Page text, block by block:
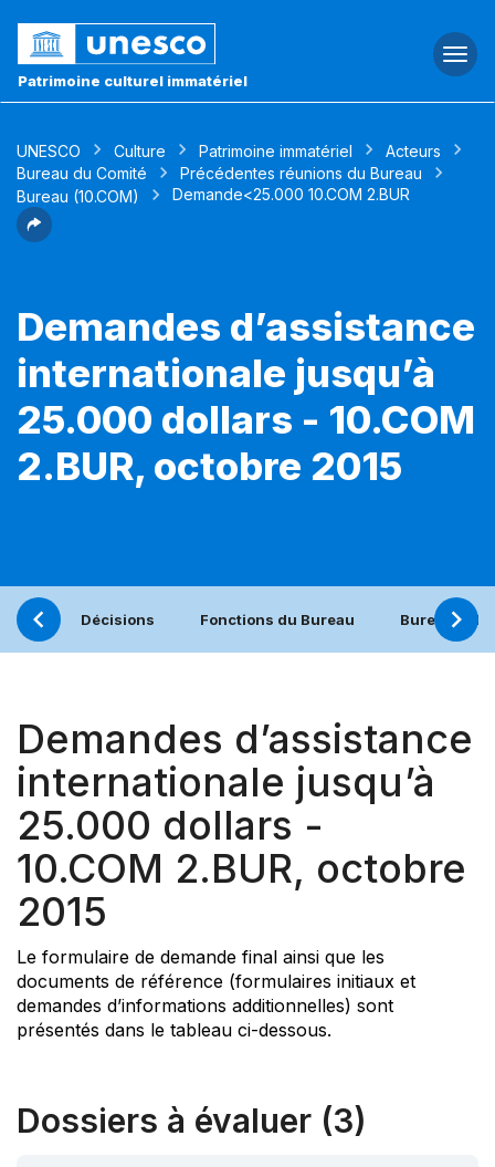
Patrimoine culturel immatériel
UNESCO Culture Patrimoine immatériel
Acteurs
Bureau du Comité
Précédentes réunions du Bureau
Bureau (10.COM)
Demande<25.000 10.COM 2.BUR
Demandes d’assistance
internationale jusqu’à
25.000 dollars - 10.COM
2.BUR, octobre 2015
Décisions Fonctions du Bureau Bureau
Demandes d’assistance
internationale jusqu’à
25.000 dollars -
10.COM 2.BUR, octobre
2015
Le formulaire de demande final ainsi que les
documents de référence (formulaires initiaux et
demandes d’informations additionnelles) sont
présentés dans le tableau ci-dessous.
Dossiers à évaluer (3)